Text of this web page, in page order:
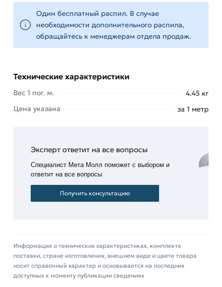
материла
для
— от
жилого
складского
изготовлении
перегородок
внутри
покрытием по низкой цене. Прямое
сотрудничество с рядом ведущих
производителей позволяет регулярно
Один бесплатный распил. В случае
необходимости дополнительного распила,
обращайтесь к менеджерам отдела продаж.
Технические характеристики
Вес 1 пог. м.
4.45 кг
Цена указана
за 1 метр
Эксперт ответит на все вопросы
Специалист Мета Молл поможет с выбором и
ответит на все вопросы
Получить консультацию
Информация о технических характеристиках, комплекте
поставки, стране изготовления, внешнем виде и цвете товара
носит справочный характер и основывается на последних
доступных к моменту публикации сведениях